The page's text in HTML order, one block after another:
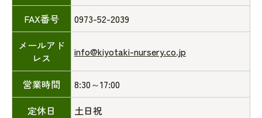
FAX番号
0973-52-2039
メールアド
レス
info@kiyotaki-nursery.co.jp
営業時間
8:30～17:00
定休日
土日祝